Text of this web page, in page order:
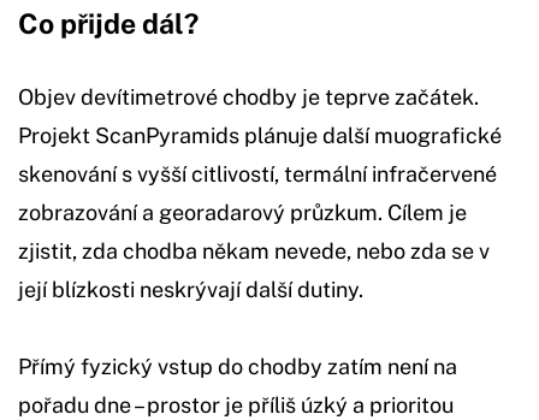
Co přijde dál?
Objev devítimetrové chodby je teprve začátek.
Projekt ScanPyramids plánuje další muografické
skenování s vyšší citlivostí, termální infračervené
zobrazování a georadarový průzkum. Cílem je
zjistit, zda chodba někam nevede, nebo zda se v
její blízkosti neskrývají další dutiny.
Přímý fyzický vstup do chodby zatím není na
pořadu dne – prostor je příliš úzký a prioritou